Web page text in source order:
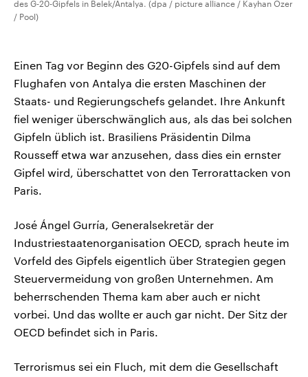
des G-20-Gipfels in Belek/Antalya. (dpa / picture alliance / Kayhan Ozer
/ Pool)
Einen Tag vor Beginn des G20-Gipfels sind auf dem
Flughafen von Antalya die ersten Maschinen der
Staats- und Regierungschefs gelandet. Ihre Ankunft
fiel weniger überschwänglich aus, als das bei solchen
Gipfeln üblich ist. Brasiliens Präsidentin Dilma
Rousseff etwa war anzusehen, dass dies ein ernster
Gipfel wird, überschattet von den Terrorattacken von
Paris.
José Ángel Gurría, Generalsekretär der
Industriestaatenorganisation OECD, sprach heute im
Vorfeld des Gipfels eigentlich über Strategien gegen
Steuervermeidung von großen Unternehmen. Am
beherrschenden Thema kam aber auch er nicht
vorbei. Und das wollte er auch gar nicht. Der Sitz der
OECD befindet sich in Paris.
Terrorismus sei ein Fluch, mit dem die Gesellschaft